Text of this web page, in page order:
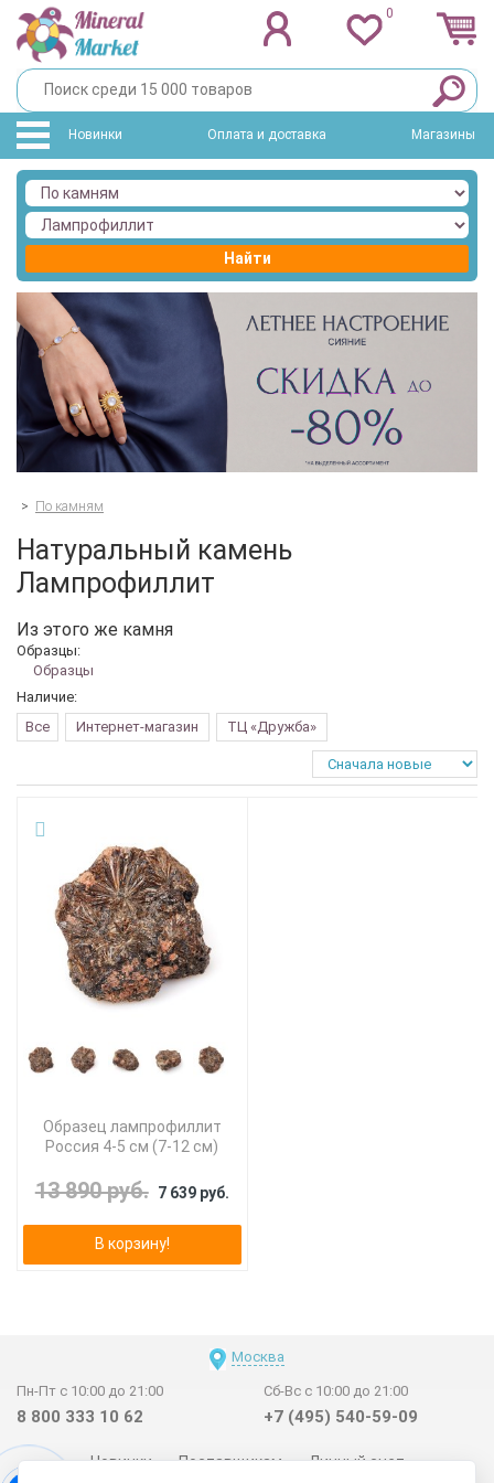
0
Новинки Оплата и доставка Магазины
Найти
> По камням
Натуральный камень
Лампрофиллит
Из этого же камня
Образцы:
Образцы
Наличие:
Все
Интернет-магазин ТЦ «Дружба»
Образец лампрофиллит
Россия 4-5 см (7-12 см)
13 890 руб. 7 639 руб.
В корзину!
Москва
Пн-Пт с 10:00 до 21:00
8 800 333 10 62
Сб-Вс с 10:00 до 21:00
+7 (495) 540-59-09
Новинки Поставщикам Личный счет